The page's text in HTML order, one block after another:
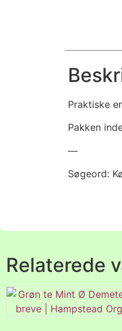
Praktiske
Pakken
—
Søgeord:
Relaterede